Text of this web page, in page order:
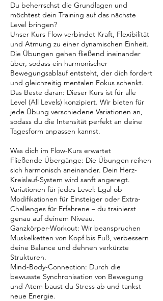
Du beherrschst die Grundlagen und
möchtest dein Training auf das nächste
Level bringen?
Unser Kurs Flow verbindet Kraft, Flexibilität
und Atmung zu einer dynamischen Einheit.
Die Übungen gehen fließend ineinander
über, sodass ein harmonischer
Bewegungsablauf entsteht, der dich fordert
und gleichzeitig mentalen Fokus schenkt.
Das Beste daran: Dieser Kurs ist für alle
Level (All Levels) konzipiert. Wir bieten für
jede Übung verschiedene Variationen an,
sodass du die Intensität perfekt an deine
Tagesform anpassen kannst.
Was dich im Flow-Kurs erwartet
Fließende Übergänge: Die Übungen reihen
sich harmonisch aneinander. Dein Herz-
Kreislauf-System wird sanft angeregt.
Variationen für jedes Level: Egal ob
Modifikationen für Einsteiger oder Extra-
Challenges für Erfahrene – du trainierst
genau auf deinem Niveau.
Ganzkörper-Workout: Wir beanspruchen
Muskelketten von Kopf bis Fuß, verbessern
deine Balance und dehnen verkürzte
Strukturen.
Mind-Body-Connection: Durch die
bewusste Synchronisation von Bewegung
und Atem baust du Stress ab und tankst
neue Energie.